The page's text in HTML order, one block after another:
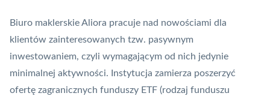
Biuro maklerskieAliora pracuje nad nowościami dla
klientów zainteresowanych tzw. pasywnym
inwestowaniem, czyli wymagającym od nich jedynie
minimalnej aktywności. Instytucja zamierza poszerzyć
ofertę zagranicznych funduszy ETF (rodzaj funduszu